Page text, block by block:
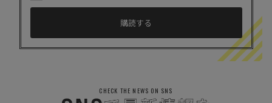
CHECK THE NEWS ON SNS